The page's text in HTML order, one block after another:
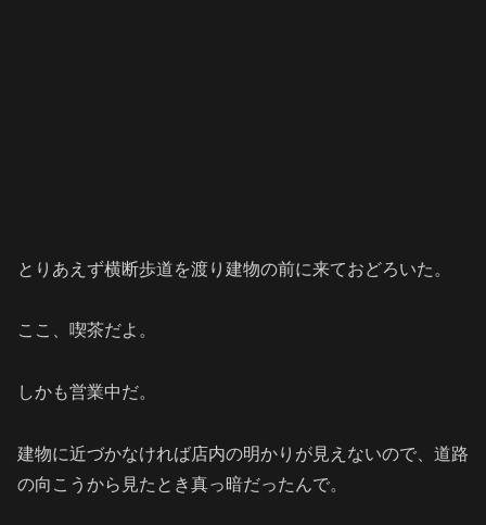
とりあえず横断歩道を渡り建物の前に来ておどろいた。
ここ、喫茶だよ。
しかも営業中だ。
建物に近づかなければ店内の明かりが見えないので、道路
の向こうから見たとき真っ暗だったんで。